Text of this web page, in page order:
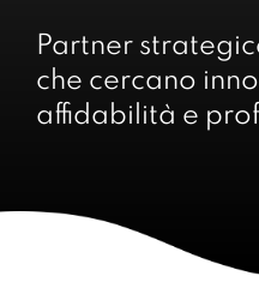
Partner
che cercano
affidabilità e